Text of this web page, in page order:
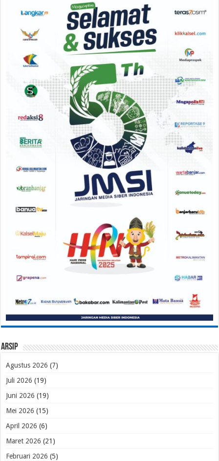
Arsip
Agustus 2026 (7)
Juli 2026 (19)
Juni 2026 (19)
Mei 2026 (15)
April 2026 (6)
Maret 2026 (21)
Februari 2026 (5)